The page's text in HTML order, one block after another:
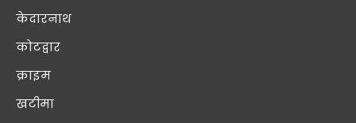
केदारनाथ
कोटद्वार
क्राइम
खटीमा